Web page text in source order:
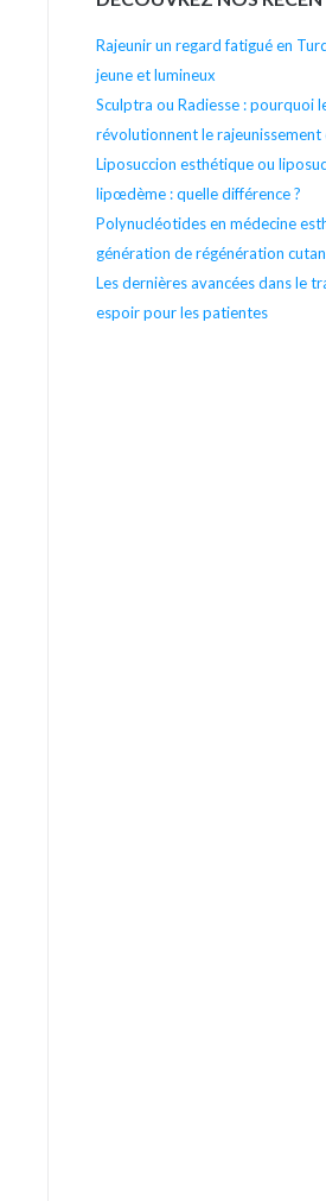
Rajeunir un regard fatigué en
jeune et lumineux
Sculptra ou Radiesse : pourquoi
révolutionnent le rajeunissement
Liposuccion esthétique ou
lipœdème : quelle différence ?
Polynucléotides en médecine
génération de régénération
Les dernières avancées dans le
espoir pour les patientes